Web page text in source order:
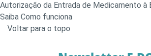
Autorização da Entrada de Medicamento à
Saiba Como funciona
Voltar para o topo